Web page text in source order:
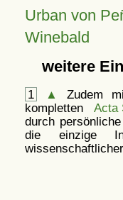
Urban von
Winebald
weitere
1 ▲
Zudem
kompletten Acta
durch
die einzige